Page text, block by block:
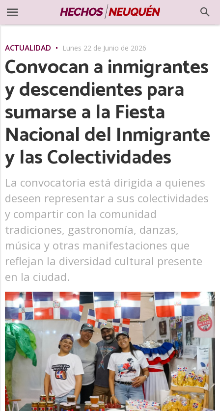
ACTUALIDAD Lunes 22 de Junio de 2026
Convocan a inmigrantes
y descendientes para
sumarse a la Fiesta
Nacional del Inmigrante
y las Colectividades
La convocatoria está dirigida a quienes
deseen representar a sus colectividades
y compartir con la comunidad
tradiciones, gastronomía, danzas,
música y otras manifestaciones que
reflejan la diversidad cultural presente
en la ciudad.